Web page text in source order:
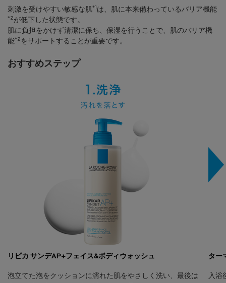
刺激を受けやすい敏感な肌*1 は、肌に本来備わっているバリア機能
*2が低下した状態です。
肌に負担をかけず清潔に保ち、保湿を行うことで、肌のバリア機
能*2 をサポートすることが重要です。
おすすめステップ
リピカ サンデAP+フェイス&ボディウォッシュ
泡立てた泡をクッションに濡れた肌をやさしく洗い、最後は
ター
入浴